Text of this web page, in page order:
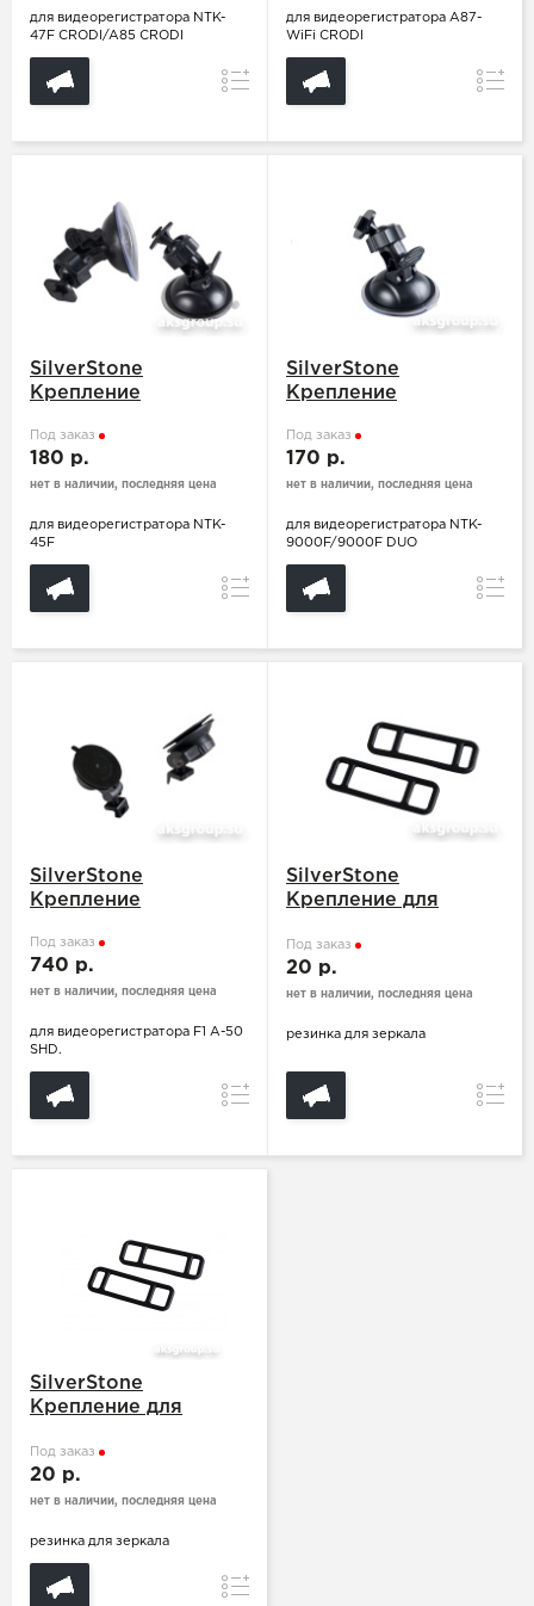
для видеорегистратора NTK-
47F CRODI/A85 CRODI
Сравнение
для видеорегистратора A87-
WiFi CRODI
SilverStone
Крепление
Под заказ
180 р.
нет в наличии, последняя цена
для видеорегистратора NTK-
45F
Сравнение
SilverStone
Крепление
Под заказ
170 р.
нет в наличии, последняя цена
для видеорегистратора NTK-
9000F/9000F DUO
SilverStone
Крепление
Под заказ
740 р.
нет в наличии, последняя цена
для видеорегистратора F1 A-50
SHD.
Сравнение
SilverStone
Крепление для
Под заказ
20 р.
нет в наличии, последняя цена
резинка для зеркала
SilverStone
Крепление для
DUO
Под заказ
20 р.
нет в наличии, последняя цена
резинка для зеркала
Сравнение